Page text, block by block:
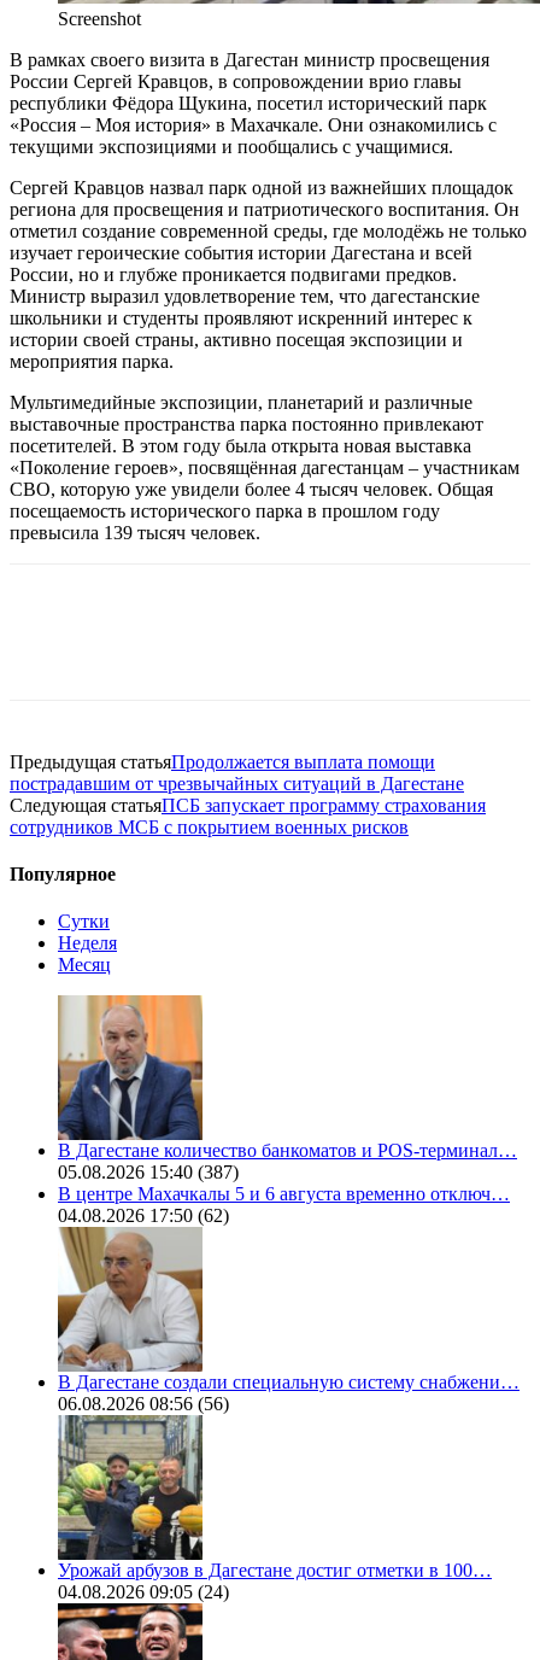
Screenshot
В рамках своего визита в Дагестан министр просвещения
России Сергей Кравцов, в сопровождении врио главы
республики Фёдора Щукина, посетил исторический парк
«Россия – Моя история» в Махачкале. Они ознакомились с
текущими экспозициями и пообщались с учащимися.
Сергей Кравцов назвал парк одной из важнейших площадок
региона для просвещения и патриотического воспитания. Он
отметил создание современной среды, где молодёжь не только
изучает героические события истории Дагестана и всей
России, но и глубже проникается подвигами предков.
Министр выразил удовлетворение тем, что дагестанские
школьники и студенты проявляют искренний интерес к
истории своей страны, активно посещая экспозиции и
мероприятия парка.
Мультимедийные экспозиции, планетарий и различные
выставочные пространства парка постоянно привлекают
посетителей. В этом году была открыта новая выставка
«Поколение героев», посвящённая дагестанцам – участникам
СВО, которую уже увидели более 4 тысяч человек. Общая
посещаемость исторического парка в прошлом году
превысила 139 тысяч человек.
Предыдущая статьяПродолжается выплата помощи
пострадавшим от чрезвычайных ситуаций в Дагестане
Следующая статьяПСБ запускает программу страхования
сотрудников МСБ с покрытием военных рисков
Популярное
Сутки
Неделя
Месяц
В Дагестане количество банкоматов и POS-терминал…
05.08.2026 15:40 (387)
В центре Махачкалы 5 и 6 августа временно отключ…
04.08.2026 17:50 (62)
В Дагестане создали специальную систему снабжени…
06.08.2026 08:56 (56)
Урожай арбузов в Дагестане достиг отметки в 100…
04.08.2026 09:05 (24)